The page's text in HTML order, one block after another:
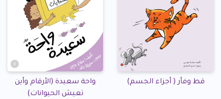
قط وفأر ( أجزاء الجسم)
واحة سعيدة (الأرقام وأين
تعيش الحيوانات)